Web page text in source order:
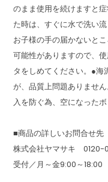
のまま使用を続けますと
た時は、すぐに水で洗い
お子様の手の届かないと
可能性がありますので、
タをしめてください。●海
が、品質上問題ありませ
入を防ぐ為、空になった
■商品の詳しいお問合せ先
株式会社ヤマサキ 0120-
受付／月～金9:00～18:00